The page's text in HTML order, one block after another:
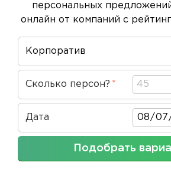
персональных
онлайн от компаний с
Повод
проведения
Сколько персон?
Дата Дата
Подобрать